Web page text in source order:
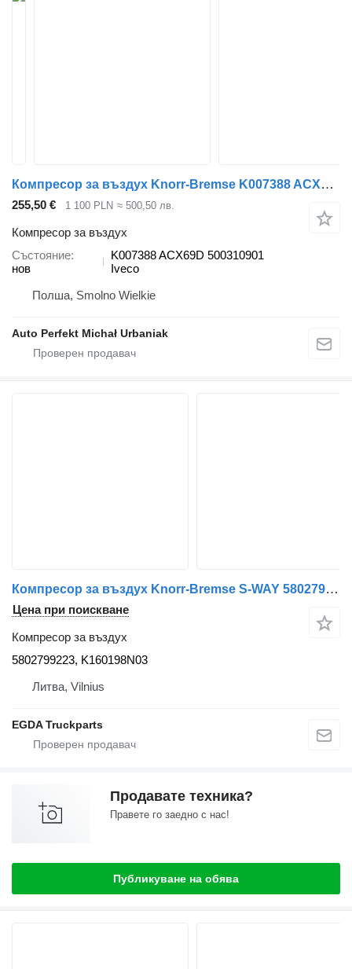
Компресор за въздух Knorr-Bremse K007388 ACX69D за влекач IVECO EUROCARGO
255,50 € 1 100 PLN ≈ 500,50 лв.
Компресор за въздух
Състояние
нов
K007388 ACX69D 500310901
Iveco
Полша, Smolno Wielkie
Auto Perfekt Michał Urbaniak
Компресор за въздух Knorr-Bremse S-WAY 5802799223 за влекач IVECO
Цена при поискване
Компресор за въздух
5802799223, K160198N03
Литва, Vilnius
EGDA Truckparts
Продавате техника?
Правете го заедно с нас!
Публикуване на обява